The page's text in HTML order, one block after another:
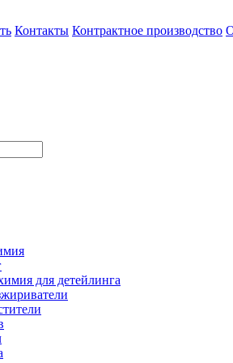
Контакты Контрактное производство
для детейлинга